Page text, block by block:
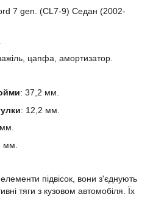
7 gen. (CL7-9) Седан (2002-
цапфа, амортизатор.
: 37,2 мм.
: 12,2 мм.
мм.
мм.
підвісок, вони з'єднують
тяги з кузовом автомобіля.
Їх